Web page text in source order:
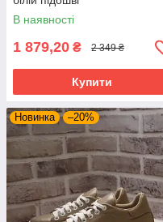
В наявності
1 879,20 ₴ 2 349 ₴
Купити
Новинка –20%